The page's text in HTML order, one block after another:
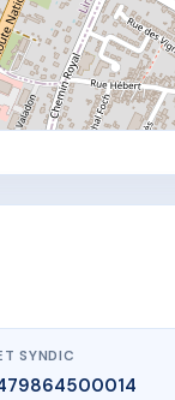
SYNDIC